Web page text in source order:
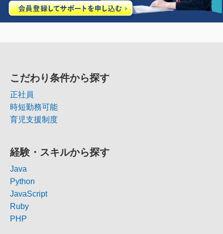
こだわり条件から探す
正社員
時短勤務可能
育児支援制度
経験・スキルから探す
Java
Python
JavaScript
Ruby
PHP